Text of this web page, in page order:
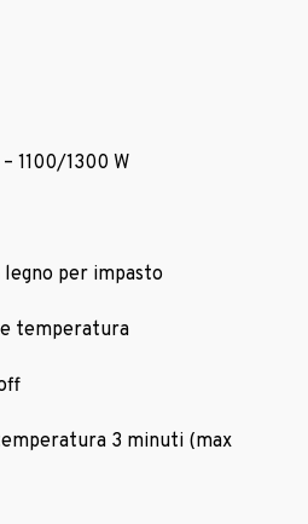
1100/1300 W
per impasto
temperatura
3 minuti (max